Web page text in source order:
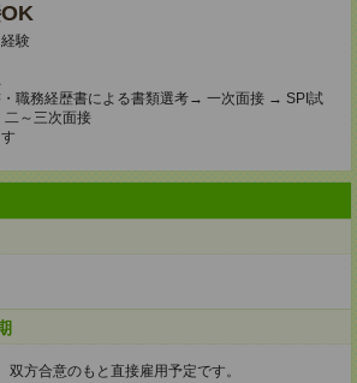
験
・職務経歴書による書類選考→ 一次面接 → SPI試
～三次面接
方合意のもと直接雇用予定です。